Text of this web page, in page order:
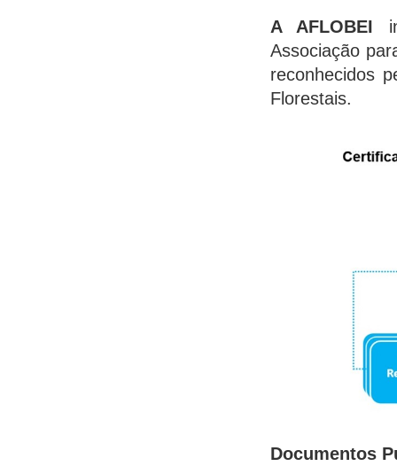
A AFLOBEI
Associação
reconhecidos
Florestais.
Documentos